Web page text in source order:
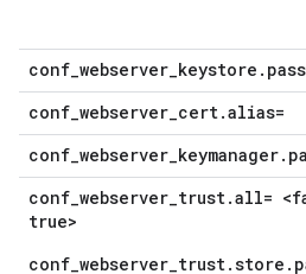
conf_webserver_cert.alias=
conf_webserver_trust.all=
true>